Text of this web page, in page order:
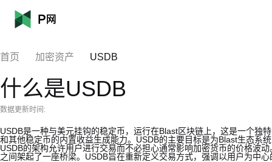
首页 加密资产 USDB
什么是USDB
数据更新时间:
USDB是一种与美元挂钩的稳定币，运行在Blast区块链上，这是一个独
和其他稳定币的内置收益生成能力。USDB的主要目标是为Blast生态系
USDB的架构允许用户进行交易而不必担心通常影响加密货币的价格波
之间架起了一座桥梁。USDB旨在重新定义交易方式，强调以用户为中心